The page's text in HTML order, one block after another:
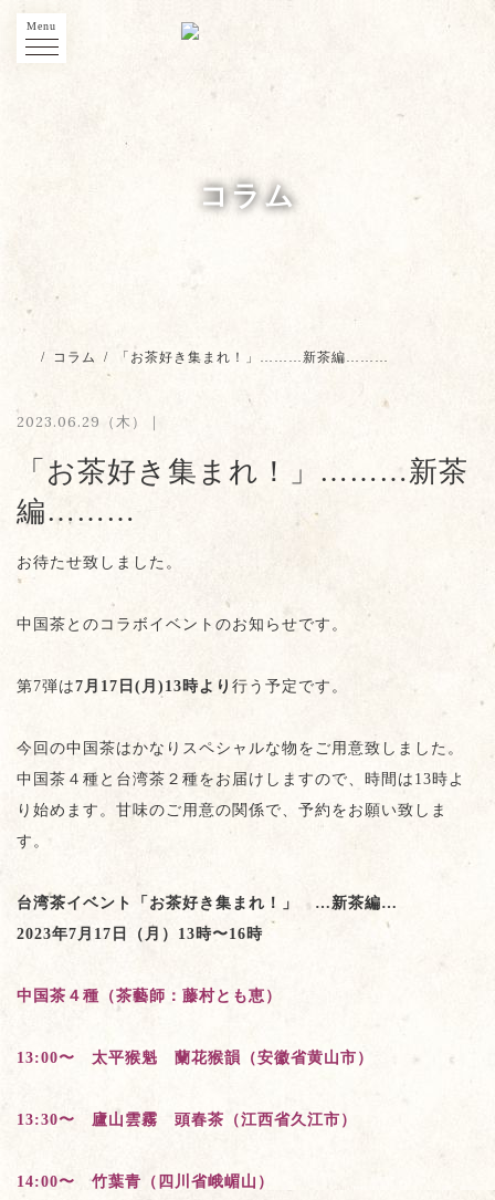
Menu
コラム
/ コラム / 「お茶好き集まれ！」………新茶編………
2023.06.29（木）｜
「お茶好き集まれ！」………新茶
編………
お待たせ致しました。
中国茶とのコラボイベントのお知らせです。
第7弾は7月17日(月)13時より 行う予定です。
今回の中国茶はかなりスペシャルな物をご用意致しました。
中国茶４種と台湾茶２種をお届けしますので、時間は13時よ
り始めます。甘味のご用意の関係で、予約をお願い致しま
す。
台湾茶イベント「お茶好き集まれ！」 …新茶編…
2023年7月17日（月）13時〜16時
中国茶４種（茶藝師：藤村とも恵）
13:00〜 太平猴魁 蘭花猴韻（安徽省黄山市）
13:30〜 廬山雲霧 頭春茶（江西省久江市）
14:00〜 竹葉青（四川省峨嵋山）